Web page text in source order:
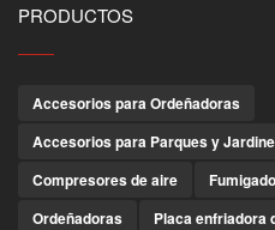
PRODUCTOS
Accesorios para Ordeñadoras
Accesorios para Parques y
Compresores de aire
Ordeñadoras
Placa enfriadora